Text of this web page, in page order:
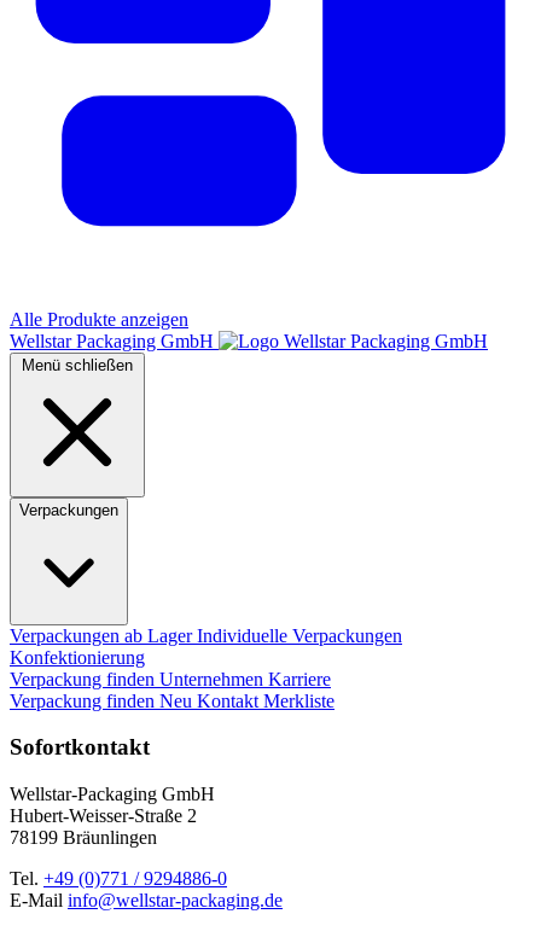
Alle Produkte anzeigen
Wellstar Packaging GmbH
Menü schließen
Verpackungen
Verpackungen ab LagerIndividuelle Verpackungen
Konfektionierung
Verpackung finden Unternehmen Karriere
Verpackung finden Neu Kontakt Merkliste
Sofortkontakt
Wellstar-Packaging GmbH
Hubert-Weisser-Straße 2
78199 Bräunlingen
Tel. +49 (0)771 / 9294886-0
E-Mail info@wellstar-packaging.de